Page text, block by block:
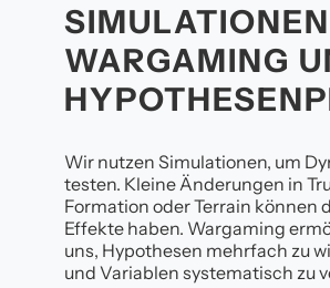
WARGAMING
Wir nutzen Simulationen, um
testen. Kleine Änderungen in
Formation oder Terrain können
Effekte haben. Wargaming
uns, Hypothesen mehrfach zu
und Variablen systematisch zu